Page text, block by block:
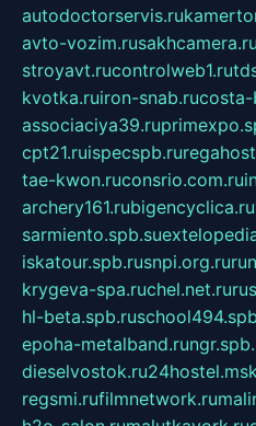
autodoctorservis.ru
avto-vozim.rusakhcamera.ru
stroyavt.rucontrolweb1.ru
kvotka.ruiron-snab.rucosta-
associaciya39.ru
cpt21.ruispecspb.ru
tae-kwon.ruconsrio.com.ru
archery161.rubigencyclica.ru
sarmiento.spb.su
iskatour.spb.rusnpi.org.ru
krygeva-spa.ruchel.net.ru
hl-beta.spb.ru
epoha-metalband.ru
dieselvostok.ru
regsmi.rufilmnetwork.ru